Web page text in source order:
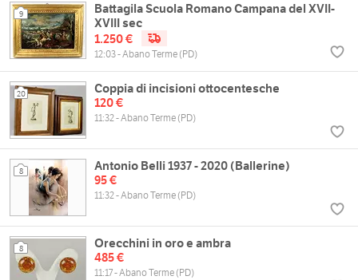
9
Battagila Scuola Romano Campana del XVII-
XVIII sec
1.250 €
12:03 - Abano Terme (PD)
20
Coppia di incisioni ottocentesche
120 €
11:32 - Abano Terme (PD)
8
Antonio Belli 1937 - 2020 (Ballerine)
95 €
11:32 - Abano Terme (PD)
8
Orecchini in oro e ambra
485 €
11:17 - Abano Terme (PD)